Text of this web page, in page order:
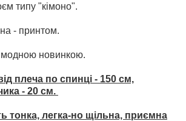
типу "кімоно".
- принтом.
новинкою.
плеча по спинці - 150 см,
- 20 см.
тонка, легка-но щільна, приємна